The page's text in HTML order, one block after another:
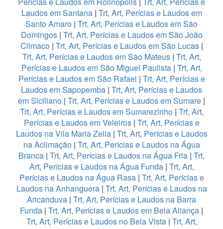
Laudos em Santana| Trt, Art, Perícias e Laudos em
Santo Amaro | Trt, Art, Perícias e Laudos em São
Domingos| Trt, Art, Perícias e Laudos em São João
Climaco| Trt, Art, Perícias e Laudos em São Lucas|
Trt, Art, Perícias e Laudos em São Mateus | Trt, Art,
Perícias e Laudos em São Miguel Paulista| Trt, Art,
Perícias e Laudos em São Rafael | Trt, Art, Perícias e
Laudos em Sapopemba | Trt, Art, Perícias e Laudos
em Siciliano | Trt, Art, Perícias e Laudos em Sumare |
Trt, Art, Perícias e Laudos em Sumarezinho| Trt, Art,
Perícias e Laudos em Veleiros| Trt, Art, Perícias e
Laudos na Vila Maria Zelia| Trt, Art, Perícias e Laudos
na Aclimação| Trt, Art, Perícias e Laudos na Água
Branca | Trt, Art, Perícias e Laudos na Água Fria | Trt,
Art, Perícias e Laudos na Água Funda| Trt, Art,
Perícias e Laudos na Água Rasa | Trt, Art, Perícias e
Laudos na Anhanguera| Trt, Art, Perícias e Laudos na
Aricanduva | Trt, Art, Perícias e Laudos na Barra
Funda | Trt, Art, Perícias e Laudos em Bela Aliança |
Trt, Art, Perícias e Laudos no Bela Vista| Trt, Art,